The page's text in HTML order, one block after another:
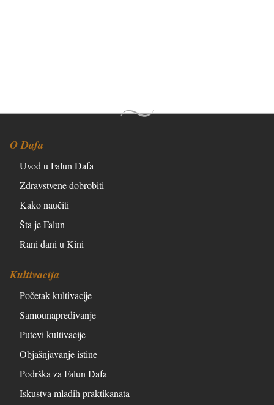
O Dafa
Uvod u Falun Dafa
Zdravstvene dobrobiti
Kako naučiti
Šta je Falun
Rani dani u Kini
Kultivacija
Početak kultivacije
Samounapređivanje
Putevi kultivacije
Objašnjavanje istine
Podrška za Falun Dafa
Iskustva mladih praktikanata